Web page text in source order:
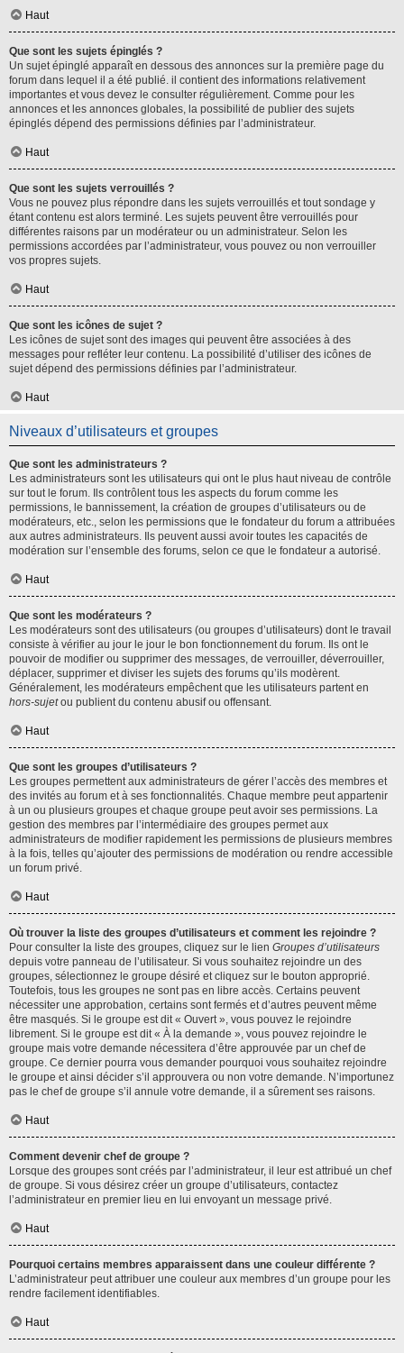
Haut
Que sont les sujets épinglés ?
Un sujet épinglé apparaît en dessous des annonces sur la première page du
forum dans lequel il a été publié. il contient des informations relativement
importantes et vous devez le consulter régulièrement. Comme pour les
annonces et les annonces globales, la possibilité de publier des sujets
épinglés dépend des permissions définies par l’administrateur.
Haut
Que sont les sujets verrouillés ?
Vous ne pouvez plus répondre dans les sujets verrouillés et tout sondage y
étant contenu est alors terminé. Les sujets peuvent être verrouillés pour
différentes raisons par un modérateur ou un administrateur. Selon les
permissions accordées par l’administrateur, vous pouvez ou non verrouiller
vos propres sujets.
Haut
Que sont les icônes de sujet ?
Les icônes de sujet sont des images qui peuvent être associées à des
messages pour refléter leur contenu. La possibilité d’utiliser des icônes de
sujet dépend des permissions définies par l’administrateur.
Haut
Niveaux d’utilisateurs et groupes
Que sont les administrateurs ?
Les administrateurs sont les utilisateurs qui ont le plus haut niveau de contrôle
sur tout le forum. Ils contrôlent tous les aspects du forum comme les
permissions, le bannissement, la création de groupes d’utilisateurs ou de
modérateurs, etc., selon les permissions que le fondateur du forum a attribuées
aux autres administrateurs. Ils peuvent aussi avoir toutes les capacités de
modération sur l’ensemble des forums, selon ce que le fondateur a autorisé.
Haut
Que sont les modérateurs ?
Les modérateurs sont des utilisateurs (ou groupes d’utilisateurs) dont le travail
consiste à vérifier au jour le jour le bon fonctionnement du forum. Ils ont le
pouvoir de modifier ou supprimer des messages, de verrouiller, déverrouiller,
déplacer, supprimer et diviser les sujets des forums qu’ils modèrent.
Généralement, les modérateurs empêchent que les utilisateurs partent en
hors-sujetou publient du contenu abusif ou offensant.
Haut
Que sont les groupes d’utilisateurs ?
Les groupes permettent aux administrateurs de gérer l’accès des membres et
des invités au forum et à ses fonctionnalités. Chaque membre peut appartenir
à un ou plusieurs groupes et chaque groupe peut avoir ses permissions. La
gestion des membres par l’intermédiaire des groupes permet aux
administrateurs de modifier rapidement les permissions de plusieurs membres
à la fois, telles qu’ajouter des permissions de modération ou rendre accessible
un forum privé.
Haut
Où trouver la liste des groupes d’utilisateurs et comment les rejoindre ?
Pour consulter la liste des groupes, cliquez sur le lien Groupes d’utilisateurs
depuis votre panneau de l’utilisateur. Si vous souhaitez rejoindre un des
groupes, sélectionnez le groupe désiré et cliquez sur le bouton approprié.
Toutefois, tous les groupes ne sont pas en libre accès. Certains peuvent
nécessiter une approbation, certains sont fermés et d’autres peuvent même
être masqués. Si le groupe est dit « Ouvert », vous pouvez le rejoindre
librement. Si le groupe est dit « À la demande », vous pouvez rejoindre le
groupe mais votre demande nécessitera d’être approuvée par un chef de
groupe. Ce dernier pourra vous demander pourquoi vous souhaitez rejoindre
le groupe et ainsi décider s’il approuvera ou non votre demande. N’importunez
pas le chef de groupe s’il annule votre demande, il a sûrement ses raisons.
Haut
Comment devenir chef de groupe ?
Lorsque des groupes sont créés par l’administrateur, il leur est attribué un chef
de groupe. Si vous désirez créer un groupe d’utilisateurs, contactez
l’administrateur en premier lieu en lui envoyant un message privé.
Haut
Pourquoi certains membres apparaissent dans une couleur différente ?
L’administrateur peut attribuer une couleur aux membres d’un groupe pour les
rendre facilement identifiables.
Haut